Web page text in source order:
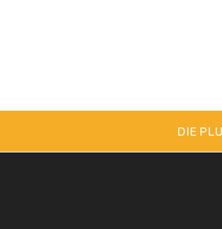
DIE